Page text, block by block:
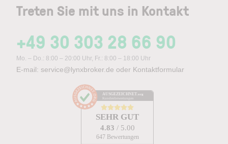
Treten Sie mit uns in Kontakt
+49 30 303 28 66 90
Mo. – Do.: 8:00 – 20:00 Uhr, Fr.: 8:00 – 18:00 Uhr
E-mail: service@lynxbroker.de oder Kontaktformular
AUSGEZEICHNET .org
Kundenbewertungen
SEHR GUT
4.83 / 5.00
647 Bewertungen